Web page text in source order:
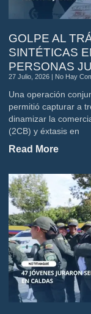
GOLPE AL
SINTÉTICAS
PERSONAS
27 Julio, 2026 No Hay
Una operación
permitió capturar a
dinamizar la
(2CB) y éxtasis en
Read More